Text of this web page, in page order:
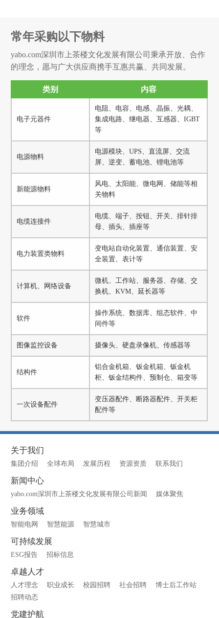
常年采购以下物料
yabo.com深圳市上茶楼文化发展有限公司秉承开放、合作
的理念，愿与广大供应商携手互惠共赢、共同发展。
类别 内容
电子元器件
电阻、电容、电感、晶振、光耦、
集成电路、继电器、互感器、IGBT
等
电源物料
电源模块、UPS、直流屏、交流
屏、逆变、蓄电池、锂电池等
新能源物料
风电、太阳能、微电网、储能等相
关物料
电缆连接件
电缆、端子、按钮、开关、排针排
母、插头、插座等
电力装置类物料
变电站自动化装置、通信装置、安
全装置、表计等
计算机、网络设备
微机、工作站、服务器、存储、交
换机、KVM、延长器等
软件
操作系统、数据库、组态软件、中
间件等
图像监控设备 摄像头、硬盘录像机、传感器等
结构件
铝合金机箱、钣金机箱、钣金机
柜、钣金结构件、预制仓、箱变等
一次设备配件
变压器配件、断路器配件、开关柜
配件等
关于我们
集团介绍 全球布局 发展历程 资源资质 联系我们
新闻中心
yabo.com深圳市上茶楼文化发展有限公司新闻 媒体聚焦
业务领域
智能电网 智慧能源 智慧城市
可持续发展
ESG报告 招标信息
卓越人才
人才理念 职业成长 校园招聘 社会招聘
博士后工作站
招聘动态
党建护航